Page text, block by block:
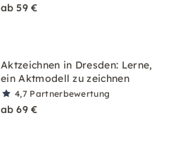
ab 59 €
Aktzeichnen in Dresden: Lerne,
ein Aktmodell zu zeichnen
4,7 Partnerbewertung
ab 69 €